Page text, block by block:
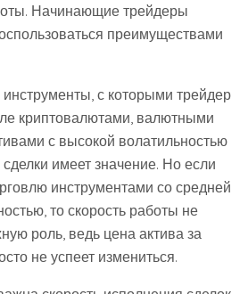
Начинающие трейдеры
преимуществами
с которыми трейдер
криптовалютами, валютными
с высокой волатильностью
имеет значение. Но если
инструментами со средней
то скорость работы не
роль, ведь цена актива за
не успеет измениться.